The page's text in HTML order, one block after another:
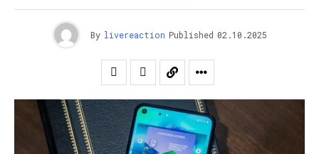
By livereaction Published 02.10.2025